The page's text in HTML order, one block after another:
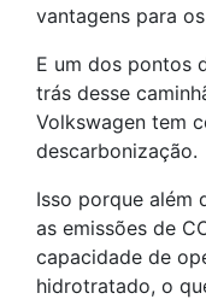
vantagens para
E um dos pontos
trás desse
Volkswagen tem
descarbonização.
Isso porque além
as emissões de
capacidade de
hidrotratado, o